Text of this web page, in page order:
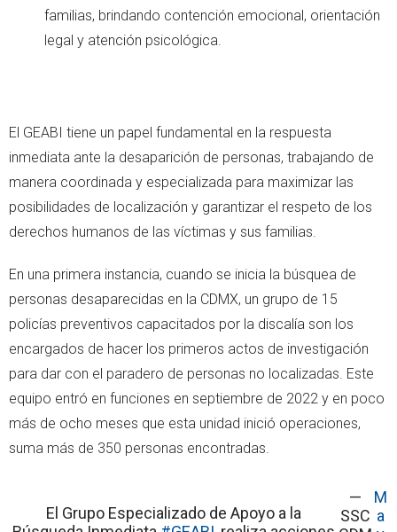
familias, brindando contención emocional, orientación
legal y atención psicológica.
El GEABI tiene un papel fundamental en la respuesta
inmediata ante la desaparición de personas, trabajando de
manera coordinada y especializada para maximizar las
posibilidades de localización y garantizar el respeto de los
derechos humanos de las víctimas y sus familias.
En una primera instancia, cuando se inicia la búsquea de
personas desaparecidas en la CDMX, un grupo de 15
policías preventivos capacitados por la discalía son los
encargados de hacer los primeros actos de investigación
para dar con el paradero de personas no localizadas. Este
equipo entró en funciones en septiembre de 2022 y en poco
más de ocho meses que esta unidad inició operaciones,
suma más de 350 personas encontradas.
El Grupo Especializado de Apoyo a la
—
SSC
M
a